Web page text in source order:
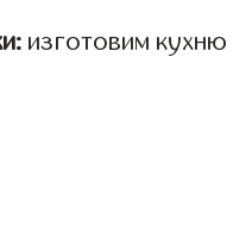
изготовим кухню